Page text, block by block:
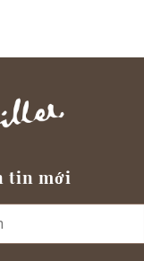
tin mới